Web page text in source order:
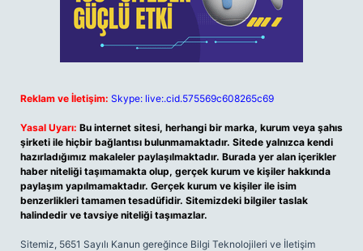
Reklam ve İletişim: Skype: live:.cid.575569c608265c69
Yasal Uyarı: Bu internet sitesi, herhangi bir marka, kurum veya şahıs
şirketi ile hiçbir bağlantısı bulunmamaktadır. Sitede yalnızca kendi
hazırladığımız makaleler paylaşılmaktadır. Burada yer alan içerikler
haber niteliği taşımamakta olup, gerçek kurum ve kişiler hakkında
paylaşım yapılmamaktadır. Gerçek kurum ve kişiler ile isim
benzerlikleri tamamen tesadüfidir. Sitemizdeki bilgiler taslak
halindedir ve tavsiye niteliği taşımazlar.
Sitemiz, 5651 Sayılı Kanun gereğince Bilgi Teknolojileri ve İletişim